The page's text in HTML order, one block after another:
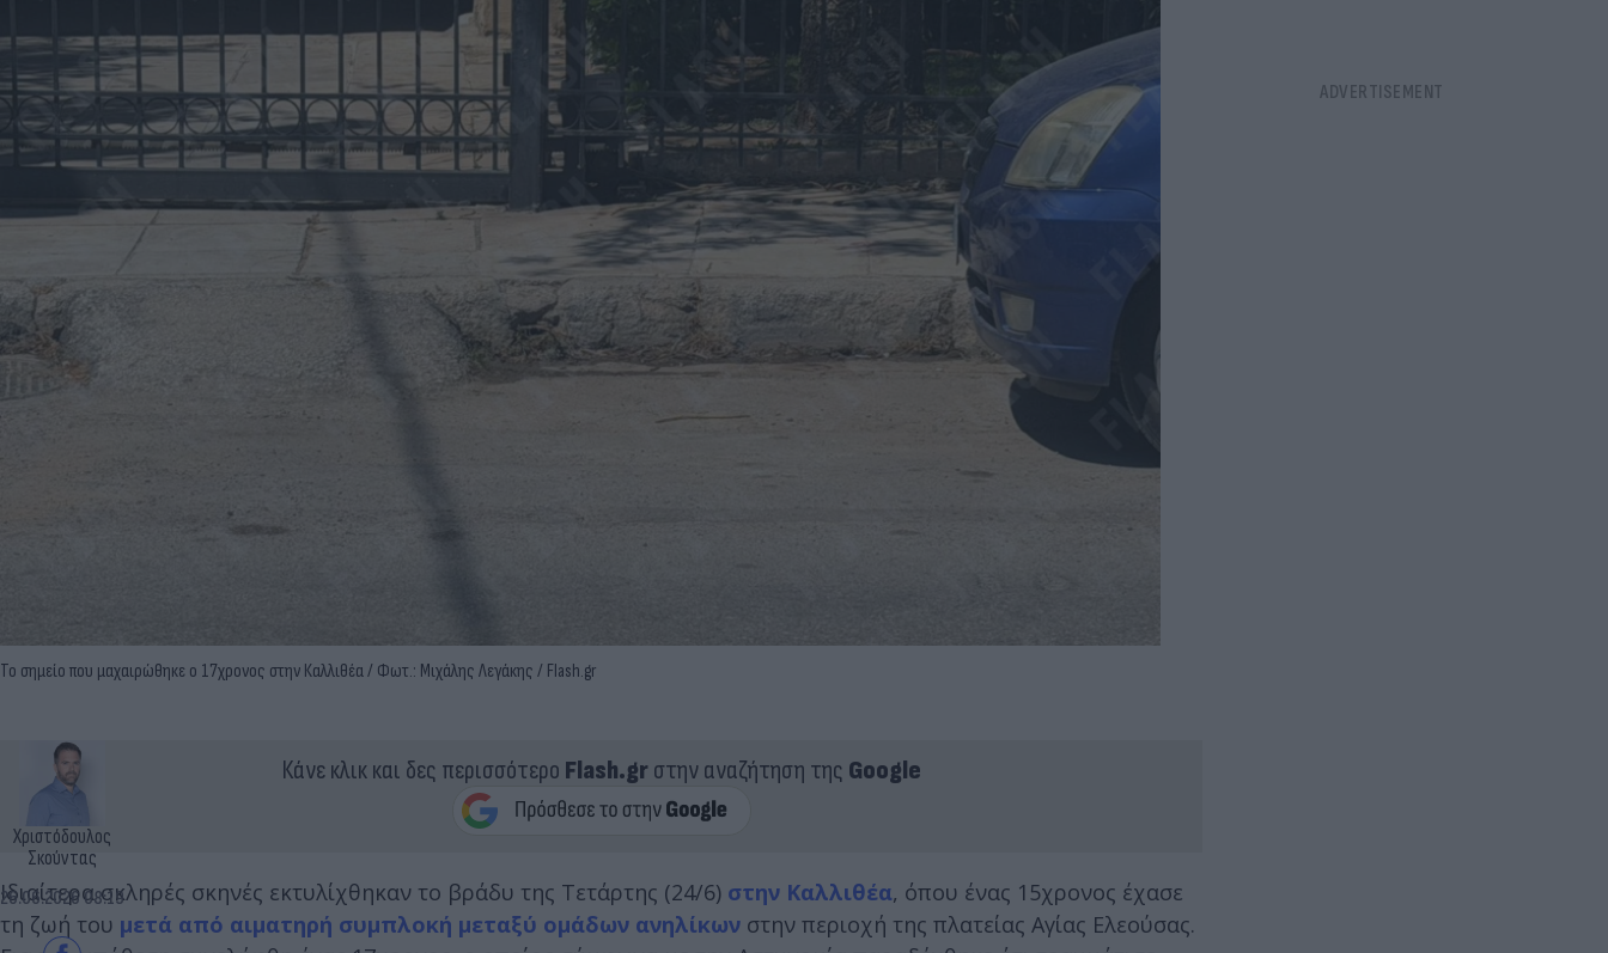
Το σημείο που μαχαιρώθηκε ο 17χρονος στην Καλλιθέα / Φωτ.: Μιχάλης Λεγάκης / Flash.gr
Χριστόδουλος
Σκούντας
26.06.2026 08:19
Κάνε κλικ και δες περισσότερο Flash.grστην αναζήτηση της Google
Ιδιαίτερα σκληρές σκηνές εκτυλίχθηκαν το βράδυ της Τετάρτης (24/6) στην Καλλιθέα, όπου ένας 15χρονος έχασε
τη ζωή του μετά από αιματηρή συμπλοκή μεταξύ ομάδων ανηλίκων στην περιοχή της πλατείας Αγίας Ελεούσας.